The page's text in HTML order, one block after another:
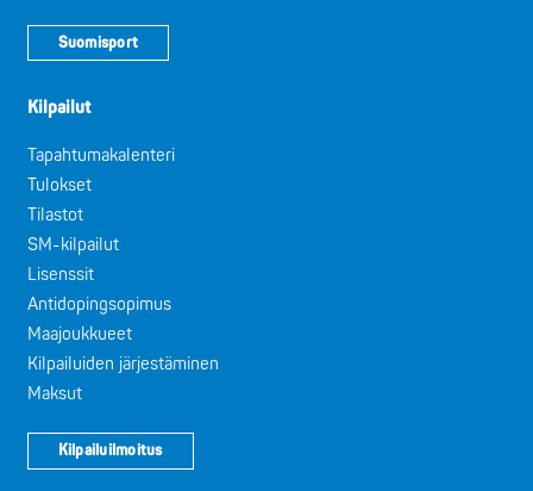
Suomisport
Kilpailut
Tapahtumakalenteri
Tulokset
Tilastot
SM-kilpailut
Lisenssit
Antidopingsopimus
Maajoukkueet
Kilpailuiden järjestäminen
Maksut
Kilpailuilmoitus